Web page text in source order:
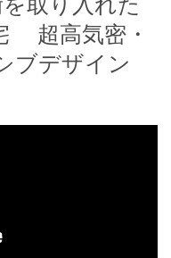
取り入れた
超高気密・
ブデザイン